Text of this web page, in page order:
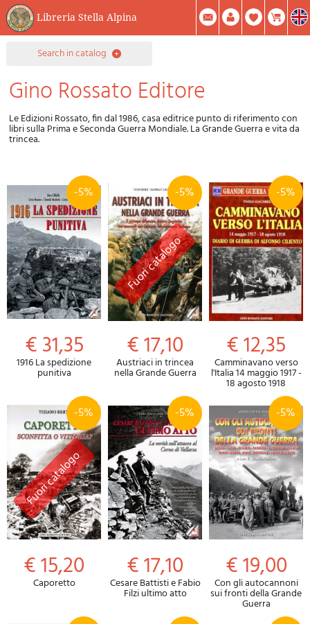
Libreria Stella Alpina
0Item(s) In Your Cart
Facebook
Create Account Mod. Password
search in catalog
Gino Rossato Editore
Le Edizioni Rossato, fin dal 1986, casa editrice punto di riferimento con
libri sulla Prima e Seconda Guerra Mondiale. La Grande Guerra e vita da
trincea.
-5%
€ 31,35
1916 La spedizione
punitiva
-5%
€ 17,10
Austriaci in trincea
nella Grande Guerra
-5%
€ 12,35
Camminavano verso
l'Italia 14 maggio 1917 -
18 agosto 1918
-5%
€ 15,20
Caporetto
-5%
€ 17,10
Cesare Battisti e Fabio
Filzi ultimo atto
-5%
€ 19,00
Con gli autocannoni
sui fronti della Grande
Guerra